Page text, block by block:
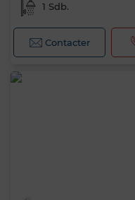
1 Sdb.
Contacter